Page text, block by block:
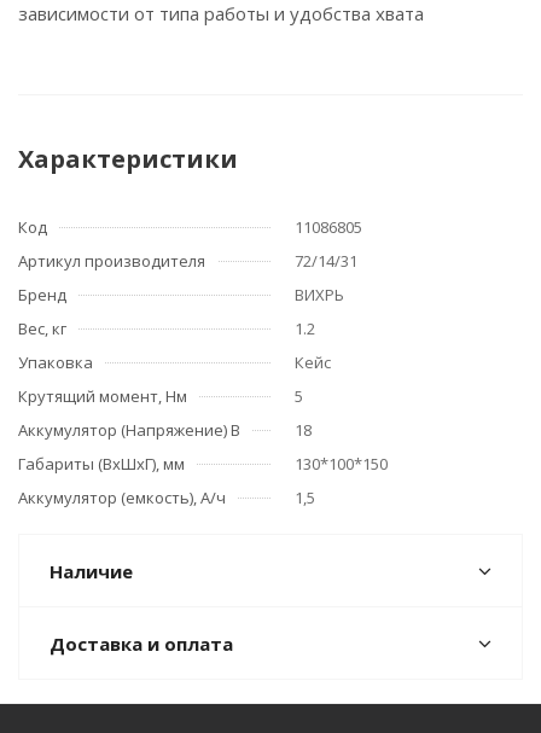
зависимости от типа работы и удобства хвата
Характеристики
Код
11086805
Артикул производителя
72/14/31
Бренд
ВИХРЬ
Вес, кг
1.2
Упаковка
Кейс
Крутящий момент, Нм
5
Аккумулятор (Напряжение) В
18
Габариты (ВхШхГ), мм
130*100*150
Аккумулятор (емкость), А/ч
1,5
Наличие
Доставка и оплата